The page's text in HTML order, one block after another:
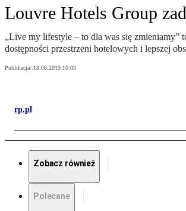
Louvre Hotels Group
„Live my lifestyle – to dla was się zmieniamy”
dostępności przestrzeni hotelowych i lepszej
Publikacja: 18.06.2019 10:03
rp.pl
Zobacz również
Polecane